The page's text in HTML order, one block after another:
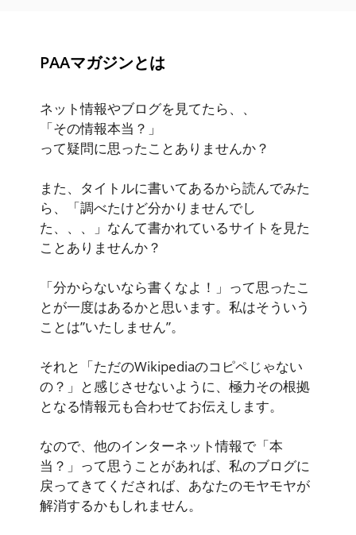
PAAマガジンとは
ネット情報やブログを見てたら、、
「その情報本当？」
って疑問に思ったことありませんか？
また、タイトルに書いてあるから読んでみた
ら、「調べたけど分かりませんでし
た、、、」なんて書かれているサイトを見た
ことありませんか？
「分からないなら書くなよ！」って思ったこ
とが一度はあるかと思います。私はそういう
ことは”いたしません”。
それと「ただのWikipediaのコピペじゃない
の？」と感じさせないように、極力その根拠
となる情報元も合わせてお伝えします。
なので、他のインターネット情報で「本
当？」って思うことがあれば、私のブログに
戻ってきてくだされば、あなたのモヤモヤが
解消するかもしれません。